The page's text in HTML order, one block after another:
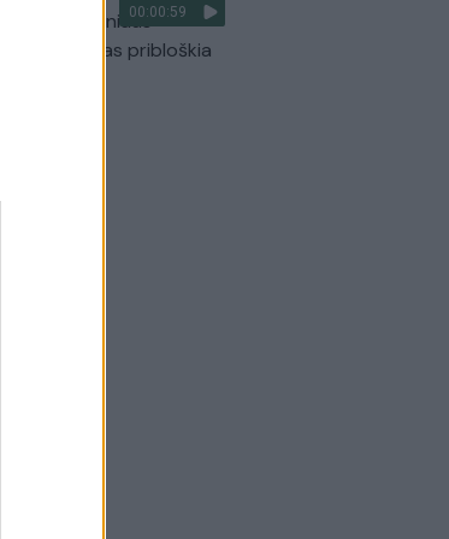
00:00:59
patvino Vilniaus
vaizdas pribloškia